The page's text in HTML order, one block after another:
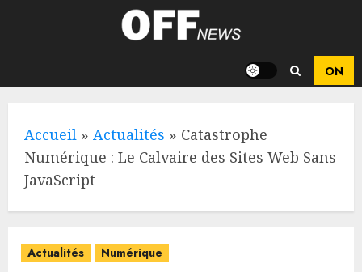
Accueil » Actualités » Catastrophe
Numérique : Le Calvaire des Sites Web Sans
JavaScript
Actualités Numérique